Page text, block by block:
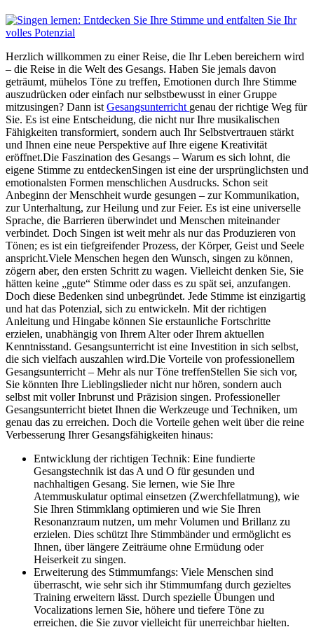
Herzlich willkommen zu einer Reise, die Ihr Leben bereichern wird
– die Reise in die Welt des Gesangs. Haben Sie jemals davon
geträumt, mühelos Töne zu treffen, Emotionen durch Ihre Stimme
auszudrücken oder einfach nur selbstbewusst in einer Gruppe
mitzusingen? Dann ist Gesangsunterricht genau der richtige Weg für
Sie. Es ist eine Entscheidung, die nicht nur Ihre musikalischen
Fähigkeiten transformiert, sondern auch Ihr Selbstvertrauen stärkt
und Ihnen eine neue Perspektive auf Ihre eigene Kreativität
eröffnet.Die Faszination des Gesangs – Warum es sich lohnt, die
eigene Stimme zu entdeckenSingen ist eine der ursprünglichsten und
emotionalsten Formen menschlichen Ausdrucks. Schon seit
Anbeginn der Menschheit wurde gesungen – zur Kommunikation,
zur Unterhaltung, zur Heilung und zur Feier. Es ist eine universelle
Sprache, die Barrieren überwindet und Menschen miteinander
verbindet. Doch Singen ist weit mehr als nur das Produzieren von
Tönen; es ist ein tiefgreifender Prozess, der Körper, Geist und Seele
anspricht.Viele Menschen hegen den Wunsch, singen zu können,
zögern aber, den ersten Schritt zu wagen. Vielleicht denken Sie, Sie
hätten keine „gute“ Stimme oder dass es zu spät sei, anzufangen.
Doch diese Bedenken sind unbegründet. Jede Stimme ist einzigartig
und hat das Potenzial, sich zu entwickeln. Mit der richtigen
Anleitung und Hingabe können Sie erstaunliche Fortschritte
erzielen, unabhängig von Ihrem Alter oder Ihrem aktuellen
Kenntnisstand. Gesangsunterricht ist eine Investition in sich selbst,
die sich vielfach auszahlen wird.Die Vorteile von professionellem
Gesangsunterricht – Mehr als nur Töne treffenStellen Sie sich vor,
Sie könnten Ihre Lieblingslieder nicht nur hören, sondern auch
selbst mit voller Inbrunst und Präzision singen. Professioneller
Gesangsunterricht bietet Ihnen die Werkzeuge und Techniken, um
genau das zu erreichen. Doch die Vorteile gehen weit über die reine
Verbesserung Ihrer Gesangsfähigkeiten hinaus:
Entwicklung der richtigen Technik: Eine fundierte
Gesangstechnik ist das A und O für gesunden und
nachhaltigen Gesang. Sie lernen, wie Sie Ihre
Atemmuskulatur optimal einsetzen (Zwerchfellatmung), wie
Sie Ihren Stimmklang optimieren und wie Sie Ihren
Resonanzraum nutzen, um mehr Volumen und Brillanz zu
erzielen. Dies schützt Ihre Stimmbänder und ermöglicht es
Ihnen, über längere Zeiträume ohne Ermüdung oder
Heiserkeit zu singen.
Erweiterung des Stimmumfangs: Viele Menschen sind
überrascht, wie sehr sich ihr Stimmumfang durch gezieltes
Training erweitern lässt. Durch spezielle Übungen und
Vocalizations lernen Sie, höhere und tiefere Töne zu
erreichen, die Sie zuvor vielleicht für unerreichbar hielten.